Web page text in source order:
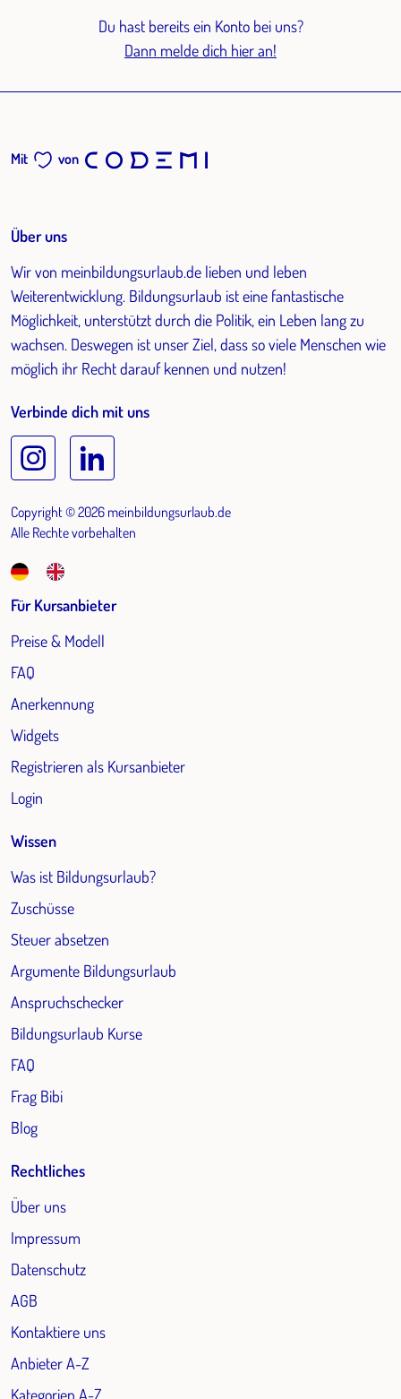
Du hast bereits ein Konto bei uns?
Dann melde dich hier an!
Mit von
Über uns
Wir von meinbildungsurlaub.de lieben und leben
Weiterentwicklung. Bildungsurlaub ist eine fantastische
Möglichkeit, unterstützt durch die Politik, ein Leben lang zu
wachsen. Deswegen ist unser Ziel, dass so viele Menschen wie
möglich ihr Recht darauf kennen und nutzen!
Verbinde dich mit uns
Copyright © 2026 meinbildungsurlaub.de
Alle Rechte vorbehalten
Für Kursanbieter
Preise & Modell
FAQ
Anerkennung
Widgets
Registrieren als Kursanbieter
Login
Wissen
Was ist Bildungsurlaub?
Zuschüsse
Steuer absetzen
Argumente Bildungsurlaub
Anspruchschecker
Bildungsurlaub Kurse
FAQ
Frag Bibi
Blog
Rechtliches
Über uns
Impressum
Datenschutz
AGB
Kontaktiere uns
Anbieter A-Z
Kategorien A-Z